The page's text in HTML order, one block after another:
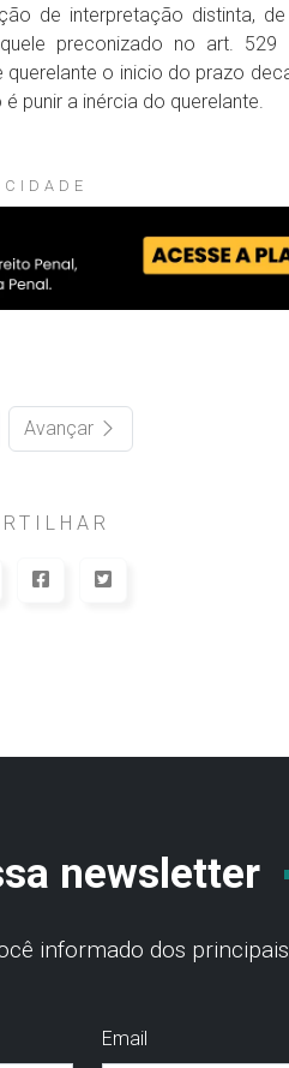
de interpretação distinta,
preconizado no art. 529
o inicio do prazo
punir a inércia do querelante.
Avançar
newsletter
informado dos
Email